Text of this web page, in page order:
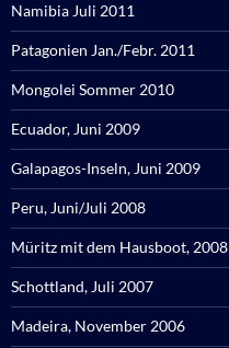
Namibia Juli 2011
Patagonien Jan./Febr. 2011
Mongolei Sommer 2010
Ecuador, Juni 2009
Galapagos-Inseln, Juni 2009
Peru, Juni/Juli 2008
Müritz mit dem Hausboot, 2008
Schottland, Juli 2007
Madeira, November 2006